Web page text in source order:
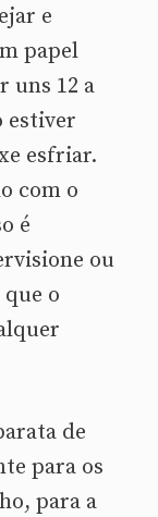
e
papel
uns 12 a
estiver
esfriar.
com o
é
ou
o
de
para os
para a